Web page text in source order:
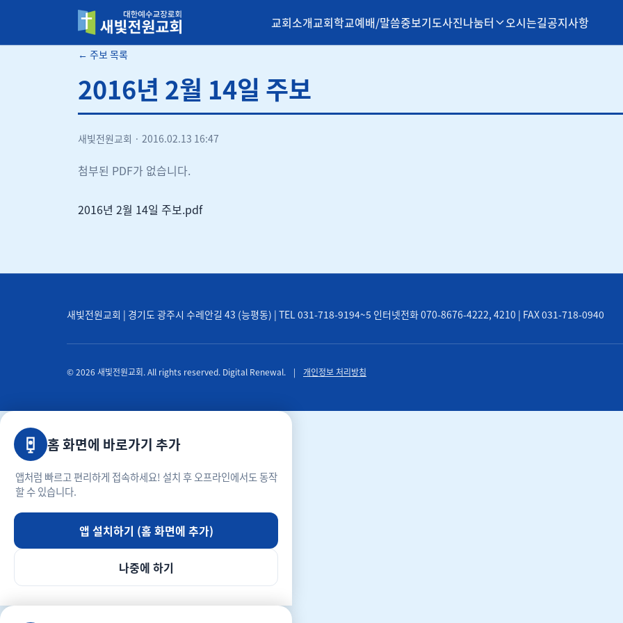
새빛전원교회 교회소개교회학교예배/말씀중보기도사진나눔터 오시는길공지사항
← 주보 목록
2016년 2월 14일 주보
새빛전원교회 · 2016.02.13 16:47
첨부된 PDF가 없습니다.
2016년 2월 14일 주보.pdf
새빛전원교회 | 경기도 광주시 수레안길 43 (능평동) | TEL 031-718-9194~5 인터넷전화 070-8676-4222, 4210 | FAX 031-718-0940
© 2026 새빛전원교회. All rights reserved. Digital Renewal. | 개인정보 처리방침
홈 화면에 바로가기 추가
앱처럼 빠르고 편리하게 접속하세요! 설치 후 오프라인에서도 동작
할 수 있습니다.
앱 설치하기 (홈 화면에 추가)
나중에 하기